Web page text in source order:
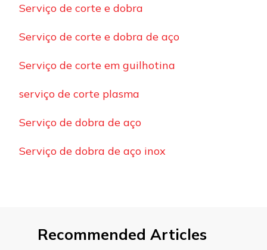
Serviço de corte e dobra
Serviço de corte e dobra de aço
Serviço de corte em guilhotina
serviço de corte plasma
Serviço de dobra de aço
Serviço de dobra de aço inox
Recommended Articles